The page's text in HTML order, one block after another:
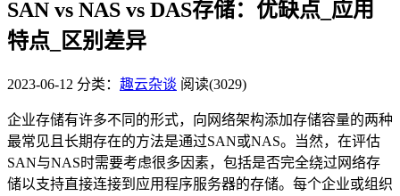
SAN vs NAS vs DAS存储：优缺点_应用
特点_区别差异
2023-06-12 分类： 趣云杂谈 阅读(3029)
企业存储有许多不同的形式，向网络架构添加存储容量的两种
最常见且长期存在的方法是通过SAN或NAS。当然，在评估
SAN与NAS时需要考虑很多因素，包括是否完全绕过网络存
储以支持直接连接到应用程序服务器的存储。每个企业或组织